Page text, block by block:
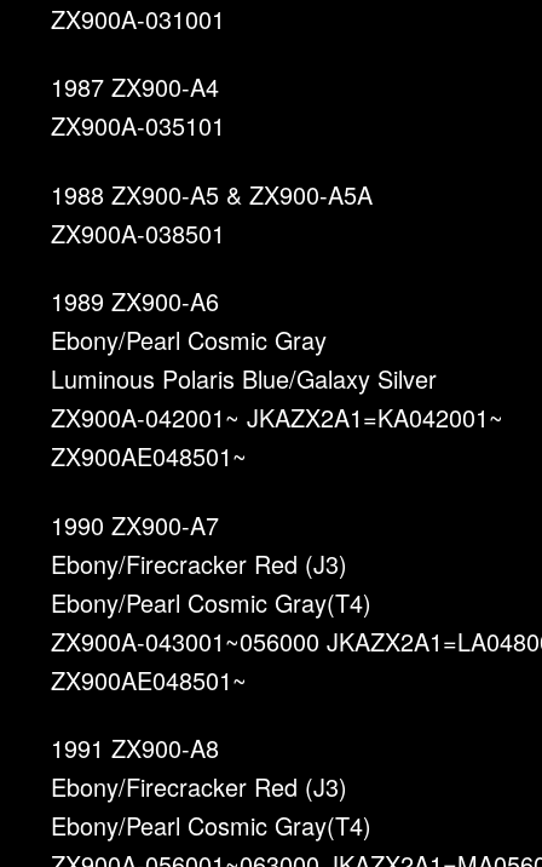
ZX900A-031001
1987 ZX900-A4
ZX900A-035101
1988 ZX900-A5 & ZX900-A5A
ZX900A-038501
1989 ZX900-A6
Ebony/Pearl Cosmic Gray
Luminous Polaris Blue/Galaxy Silver
ZX900A-042001~ JKAZX2A1=KA042001~
ZX900AE048501~
1990 ZX900-A7
Ebony/Firecracker Red (J3)
Ebony/Pearl Cosmic Gray(T4)
ZX900A-043001~056000
ZX900AE048501~
1991 ZX900-A8
Ebony/Firecracker Red (J3)
Ebony/Pearl Cosmic Gray(T4)